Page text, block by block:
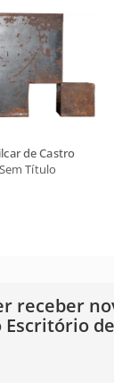
de Castro
Sem Título
receber
Escritório